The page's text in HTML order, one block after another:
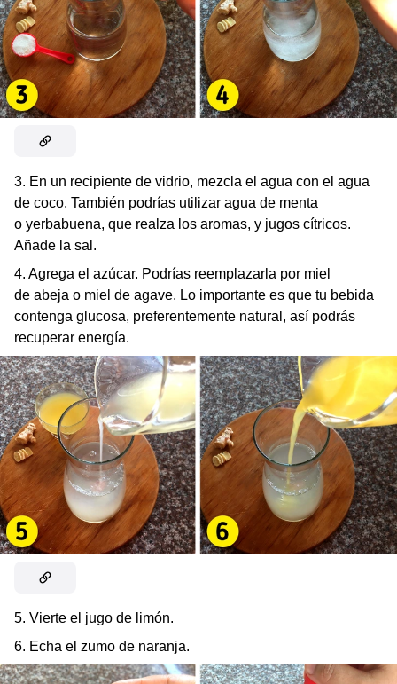
3. En un recipiente de vidrio, mezcla el agua con el agua
de coco. También podrías utilizar agua de menta
o yerbabuena, que realza los aromas, y jugos cítricos.
Añade la sal.
4. Agrega el azúcar. Podrías reemplazarla por miel
de abeja o miel de agave. Lo importante es que tu bebida
contenga glucosa, preferentemente natural, así podrás
recuperar energía.
5. Vierte el jugo de limón.
6. Echa el zumo de naranja.